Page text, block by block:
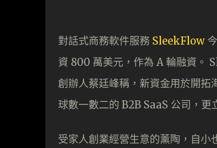
對話式商務軟件服務 SleekFlow
資 800 萬美元，作為 A 輪融資。
創辦人蔡廷峰稱，新資金用於開拓
球數一數二的 B2B SaaS 公司，更
受家人創業經營生意的薰陶，自小